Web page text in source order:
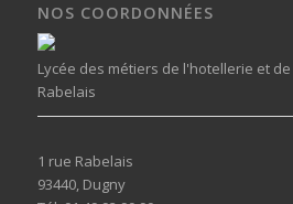
NOS COORDONNÉES
Lycée des métiers de l'hotellerie et
Rabelais
1 rue Rabelais
93440, Dugny